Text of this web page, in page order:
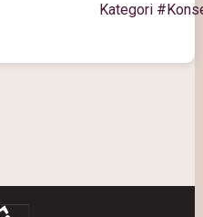
Kategori